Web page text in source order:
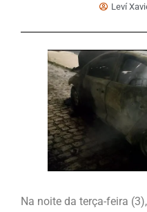
Leví
Na noite da terça-feira